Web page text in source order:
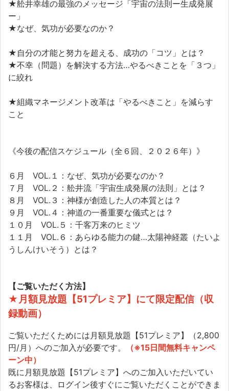
★舩井幸雄の最強のメッセージ「宇宙の法則ー生成発展
ー」
★なぜ、気功が必要なのか？
★自分の才能と努力を超える、成功の「コツ」とは？
★不幸（問題）を解決する方法…やるべきことを「３つ」
に絞れ
★組織マネージメント改革は「やるべきこと」を減らす
こと
《今後の配信スケジュール（全６回、２０２６年）》
６月 VOL.１：なぜ、気功が必要なのか？
７月 VOL.２：舩井流「宇宙生成発展の法則」とは？
８月 VOL.３：神様が創造した人の本質とは？
９月 VOL.４：神道の一番重要な儀式とは？
１０月 VOL.５：千客万来のヒミツ
１１月 VOL.６：あらゆる能力の鍵…太陽神経叢（たいよ
うしんけいそう）とは？
【ご覧いただく方法】
★月額見放題【51プレミア】にて限定配信（収
録動画）
ご覧いただくためには月額見放題【51プレミア】（2,800
円/月）へのご加入が必要です。
（※15日間無料キャンペ
ーン中）
既に月額見放題【51プレミア】へのご加入いただいてい
るお客様は、ログイン後すぐにご覧いただくことができま